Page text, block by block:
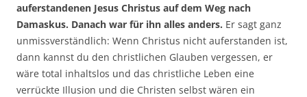
auferstandenen Jesus Christus auf dem Weg nach
Damaskus. Danach war für ihn alles anders. Er sagt ganz
unmissverständlich: Wenn Christus nicht auferstanden ist,
dann kannst du den christlichen Glauben vergessen, er
wäre total inhaltslos und das christliche Leben eine
verrückte Illusion und die Christen selbst wären ein